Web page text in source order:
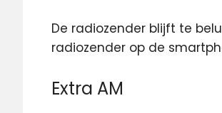
De radiozender blijft te
radiozender op de
Extra AM